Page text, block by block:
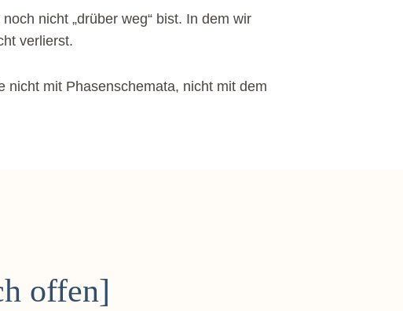
nicht „drüber weg“ bist. In dem wir
verlierst.
nicht mit Phasenschemata, nicht mit dem
offen]